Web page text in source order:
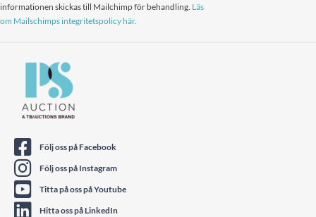
informationen skickas till Mailchimp för behandling. Läs
om Mailschimps integritetspolicy här.
Följ oss på Facebook
Följ oss på Instagram
Titta på oss på Youtube
Hitta oss på LinkedIn